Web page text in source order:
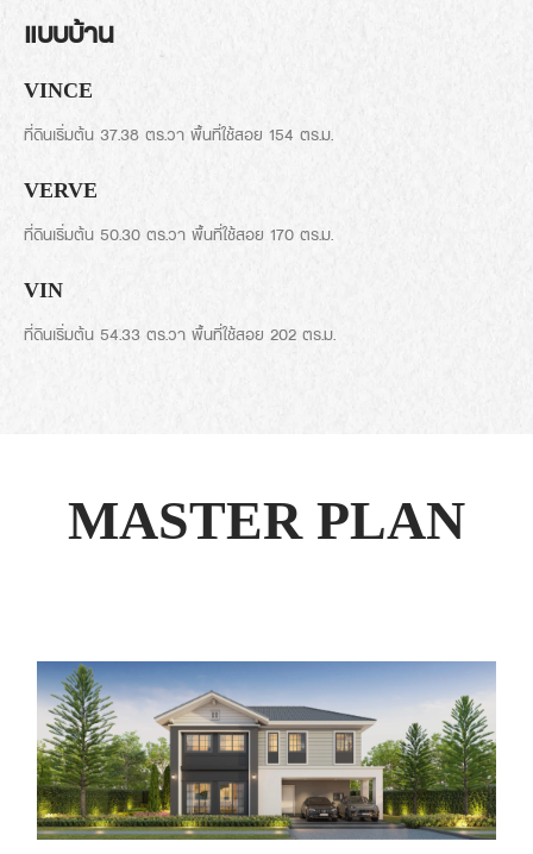
แบบบ้าน
VINCE
ที่ดินเริ่มต้น 37.38 ตร.วา พื้นที่ใช้สอย 154 ตร.ม.
VERVE
ที่ดินเริ่มต้น 50.30 ตร.วา พื้นที่ใช้สอย 170 ตร.ม.
VIN
ที่ดินเริ่มต้น 54.33 ตร.วา พื้นที่ใช้สอย 202 ตร.ม.
MASTER PLAN